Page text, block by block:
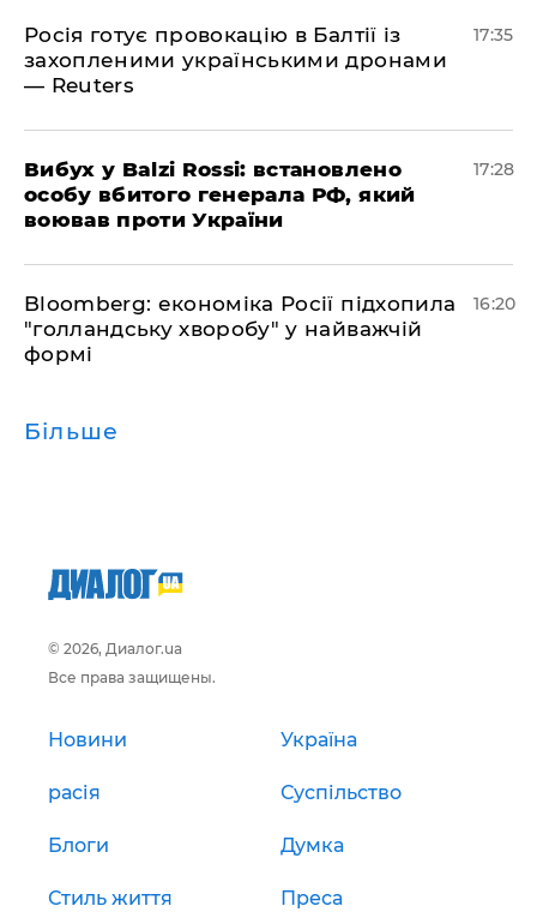
Росія готує провокацію в Балтії із
захопленими українськими дронами
— Reuters
17:35
​Вибух у Balzi Rossi: встановлено
особу вбитого генерала РФ, який
воював проти України
17:28
Bloomberg: економіка Росії підхопила
"голландську хворобу" у найважчій
формі
16:20
Більше
© 2026, Диалог.ua
Все права защищены.
Новини Україна
расія Суспільство
Блоги Думка
Стиль життя Преса